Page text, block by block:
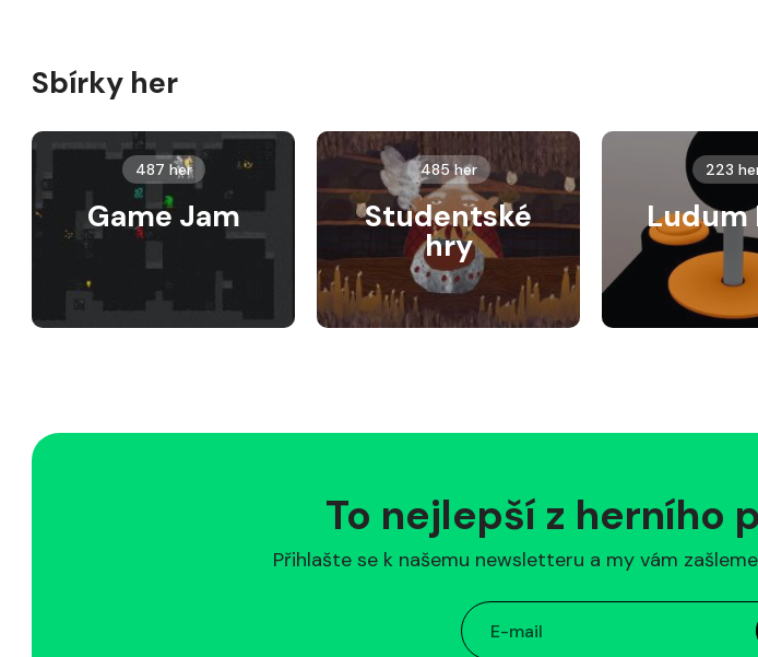
Sbírky her
487 her
Game Jam
485 her
Studentské
hry
223
Ludum
To nejlepší z herního
Přihlašte se k našemu newsletteru a my vám